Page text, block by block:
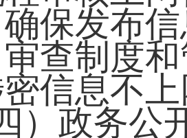
保发布
查制度
信息不上
）政务公